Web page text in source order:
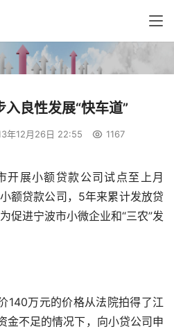
良性发展“快车道”
年12月26日 22:55 1167
开展小额贷款公司试点至上月
额贷款公司，5年来累计发放贷
促进宁波市小微企业和“三农”发
140万元的价格从法院拍得了江
金不足的情况下，向小贷公司申